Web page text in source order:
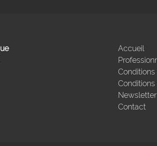
Accueil
Newsletter
Contact